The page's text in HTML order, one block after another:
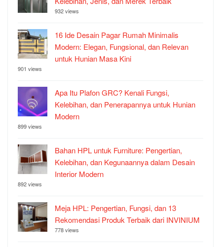
932 views
16 Ide Desain Pagar Rumah Minimalis
Modern: Elegan, Fungsional, dan Relevan
untuk Hunian Masa Kini
901 views
Apa Itu Plafon GRC? Kenali Fungsi,
Kelebihan, dan Penerapannya untuk Hunian
Modern
899 views
Bahan HPL untuk Furniture: Pengertian,
Kelebihan, dan Kegunaannya dalam Desain
Interior Modern
892 views
Meja HPL: Pengertian, Fungsi, dan 13
Rekomendasi Produk Terbaik dari INVINIUM
778 views